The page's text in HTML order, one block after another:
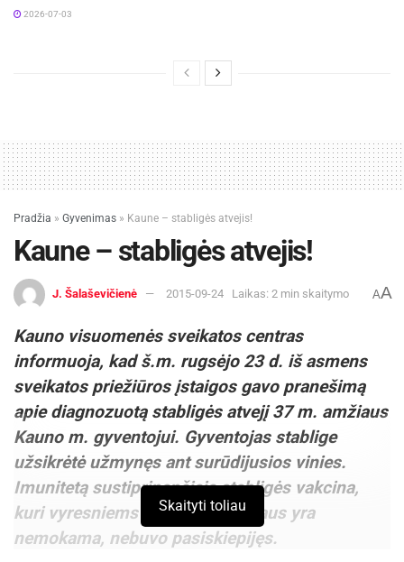
2026-07-03
Pradžia » Gyvenimas » Kaune – stabligės atvejis!
Kaune – stabligės atvejis!
J. Šalaševičienė 2015-09-24 Laikas: 2 min skaitymo AA
Kauno visuomenės sveikatos centras
informuoja, kad š.m. rugsėjo 23 d. iš asmens
sveikatos priežiūros įstaigos gavo pranešimą
apie diagnozuotą stabligės atvejį 37 m. amžiaus
Kauno m. gyventojui. Gyventojas stablige
užsikrėtė užmynęs ant surūdijusios vinies.
Imunitetą sustiprinančiąją stabligės vakcina,
kuri vyresniems nei 26 m. amžiaus yra
nemokama, nebuvo pasiskiepijęs.
Skaityti toliau